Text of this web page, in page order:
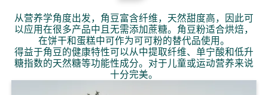
从营养学角度出发，角豆富含纤维，天然甜度高，因此可
以应用在很多产品中且无需添加蔗糖。角豆粉适合烘焙，
在饼干和蛋糕中可作为可可粉的替代品使用。
得益于角豆的健康特性可以从中提取纤维、单宁酸和低升
糖指数的天然糖等功能性成分。对于儿童或运动营养来说
十分完美。